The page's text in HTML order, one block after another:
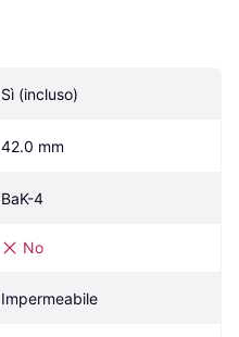
Sì (incluso)
42.0 mm
BaK-4
No
Impermeabile